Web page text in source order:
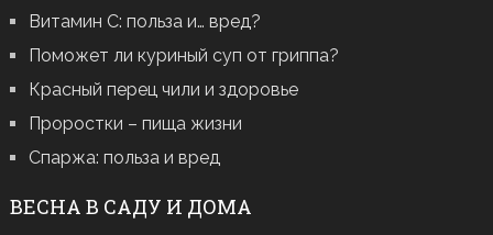
Витамин С: польза и… вред?
Поможет ли куриный суп от гриппа?
Красный перец чили и здоровье
Проростки – пища жизни
Спаржа: польза и вред
ВЕСНА В САДУ И ДОМА